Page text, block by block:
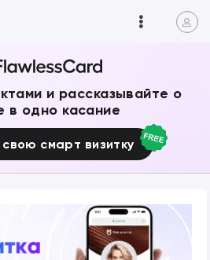
и рассказывайте о
в одно касание
смарт визитку